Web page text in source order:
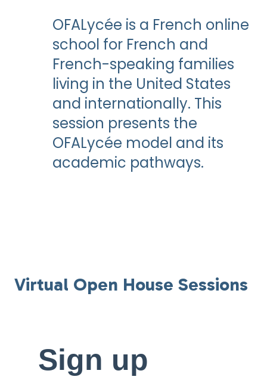
OFALycée is a French online
school for French and
French-speaking families
living in the United States
and internationally. This
session presents the
OFALycée model and its
academic pathways.
Virtual Open House Sessions
Sign up